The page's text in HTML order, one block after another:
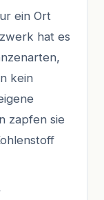
ein Ort
hat es
kein
zapfen sie